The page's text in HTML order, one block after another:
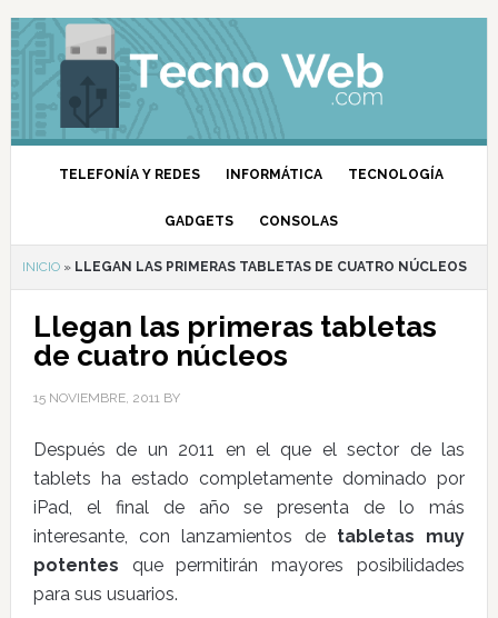
TELEFONÍA Y REDES INFORMÁTICA TECNOLOGÍA
GADGETS CONSOLAS
INICIO» LLEGAN LAS PRIMERAS TABLETAS DE CUATRO NÚCLEOS
Llegan las primeras tabletas
de cuatro núcleos
15 NOVIEMBRE, 2011BY
Después de un 2011 en el que el sector de las
tablets ha estado completamente dominado por
iPad, el final de año se presenta de lo más
interesante, con lanzamientos de tabletas muy
potentes que permitirán mayores posibilidades
para sus usuarios.